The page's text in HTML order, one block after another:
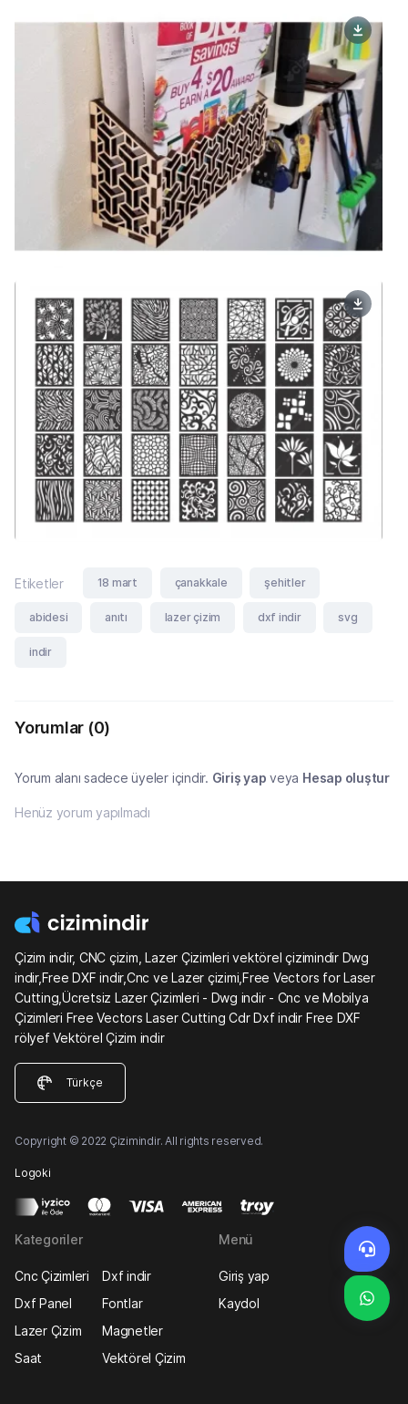
Etiketler 18 mart çanakkale şehitler
abidesi anıtı lazer çizim dxf indir svg
indir
Yorumlar (0)
Yorum alanı sadece üyeler içindir. Giriş yap veya Hesap oluştur
Henüz yorum yapılmadı
Çizim indir, CNC çizim, Lazer Çizimleri vektörel çizimindir Dwg
indir,Free DXF indir,Cnc ve Lazer çizimi,Free Vectors for Laser
Cutting,Ücretsiz Lazer Çizimleri - Dwg indir - Cnc ve Mobilya
Çizimleri Free Vectors Laser Cutting Cdr Dxf indir Free DXF
rölyef Vektörel Çizim indir
Türkçe
Copyright © 2022 Çizimindir. All rights reserved.
Logoki
Kategoriler
Cnc Çizimleri
Dxf indir
Dxf Panel
Fontlar
Lazer Çizim
Magnetler
Saat
Vektörel Çizim
Menü
Giriş yap
Kaydol